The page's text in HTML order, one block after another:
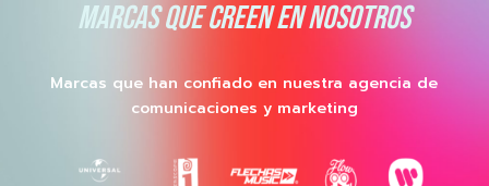
MARCAS QUE CREEN EN NOSOTROS
Marcas que han confiado en nuestra agencia de
comunicaciones y marketing